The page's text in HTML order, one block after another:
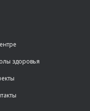
здоровья